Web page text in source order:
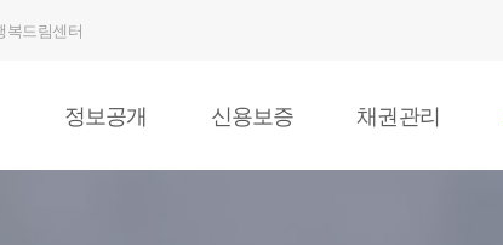
복드림센터
정보공개 신용보증 채권관리